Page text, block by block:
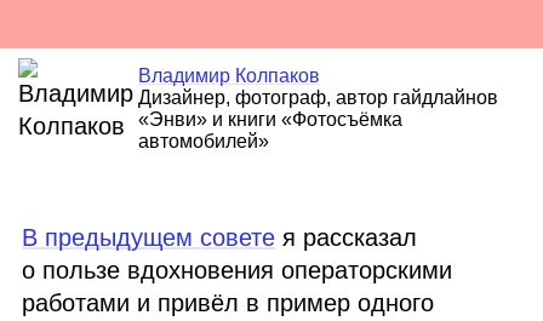
Владимир Колпаков
Дизайнер, фотограф, автор гайдлайнов
«Энви» и книги «Фотосъёмка
автомобилей»
В предыдущем совете я рассказал
о пользе вдохновения операторскими
работами и привёл в пример одного